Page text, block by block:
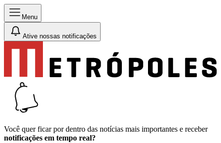
Menu
Ative nossas notificações
Você quer ficar por dentro das notícias mais importantes e receber
notificações em tempo real?